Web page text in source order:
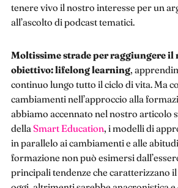
tenere vivo il nostro interesse per un
all’ascolto di podcast tematici.
Moltissime strade per raggiungere il
obiettivo: lifelong learning,
continuo lungo tutto il ciclo di vita. Ma
cambiamenti nell’approccio alla
abbiamo accennato nel nostro articolo
dellaSmart Education, i modelli di
in parallelo ai cambiamenti e alle
formazione non può esimersi
principali tendenze che caratterizzano